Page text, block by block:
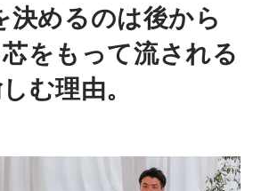
決めるのは後から
をもって流される
む理由。